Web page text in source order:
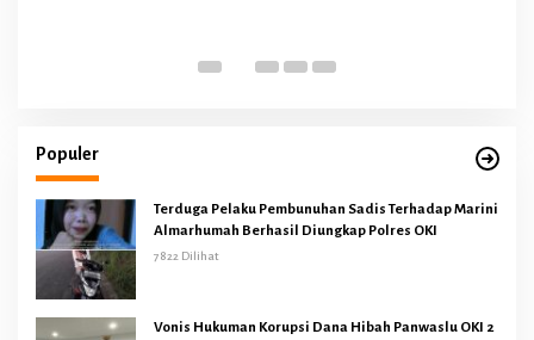
Populer
Terduga Pelaku Pembunuhan Sadis Terhadap Marini
Almarhumah Berhasil Diungkap Polres OKI
7822 Dilihat
Vonis Hukuman Korupsi Dana Hibah Panwaslu OKI 2